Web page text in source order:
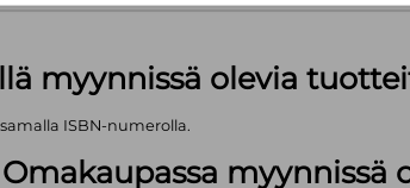
myynnissä olevia
ISBN-numerolla.
myynnissä